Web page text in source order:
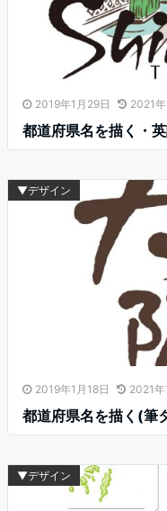
2019年1月29日 2021
都道府県名を描く・
▼デザイン
2019年1月18日 2021年
都道府県名を描く(筆
▼デザイン